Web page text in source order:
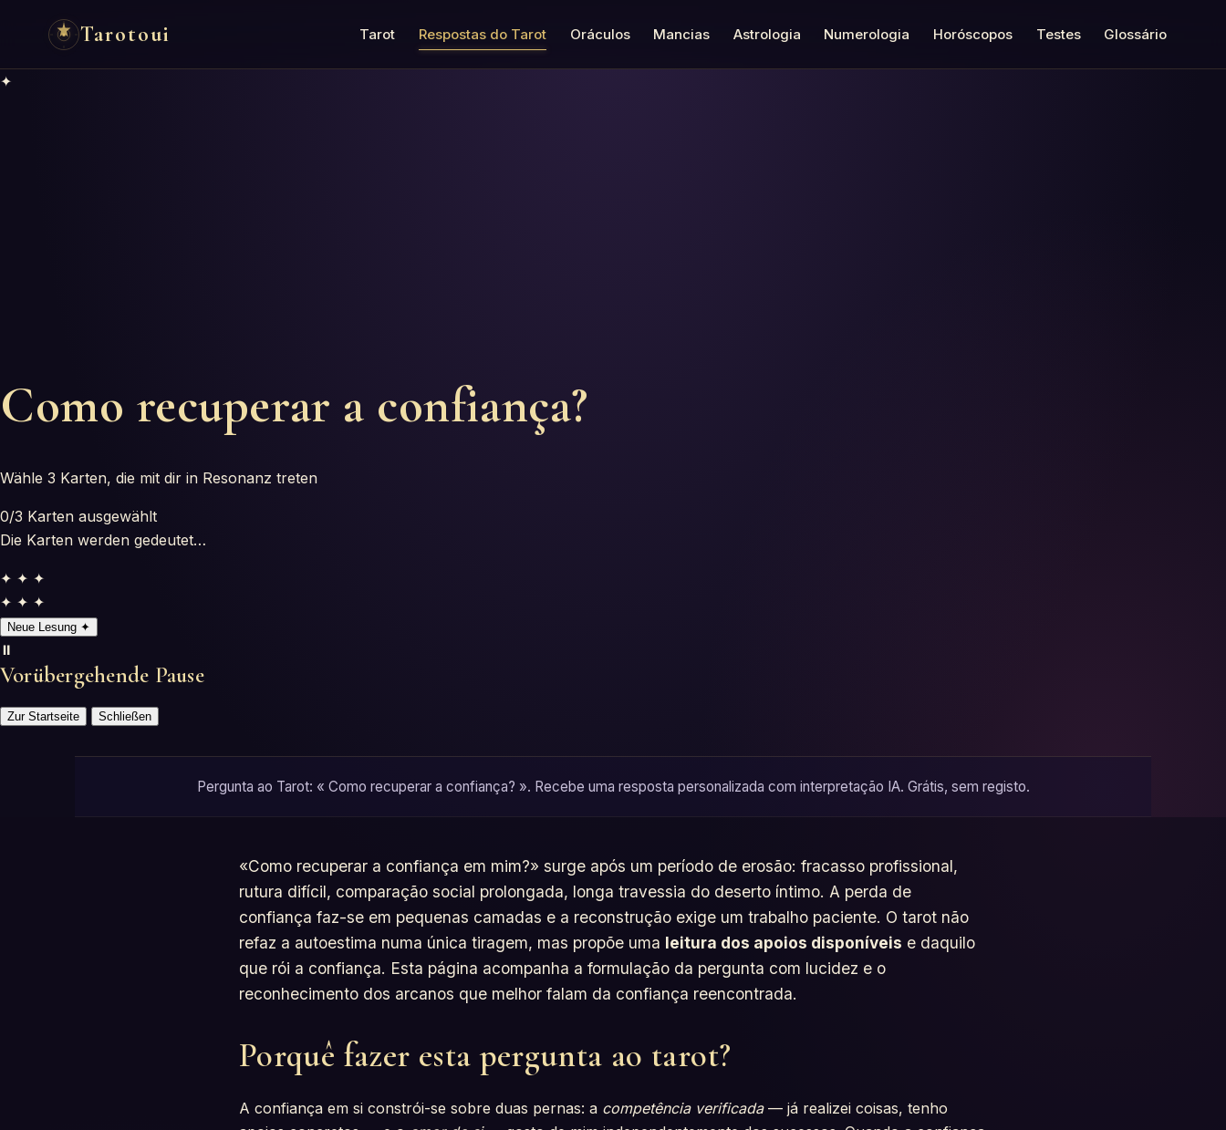
Tarotoui Tarot Respostas do Tarot Oráculos Mancias Astrologia Numerologia Horóscopos Testes Glossário
✦
Como recuperar a confiança?
Wähle 3 Karten, die mit dir in Resonanz treten
0/3 Karten ausgewählt
Die Karten werden gedeutet…
✦ ✦ ✦
✦ ✦ ✦
Neue Lesung ✦
⏸️
Vorübergehende Pause
Zur Startseite Schließen
Pergunta ao Tarot: « Como recuperar a confiança? ». Recebe uma resposta personalizada com interpretação IA. Grátis, sem registo.
«Como recuperar a confiança em mim?» surge após um período de erosão: fracasso profissional,
rutura difícil, comparação social prolongada, longa travessia do deserto íntimo. A perda de
confiança faz-se em pequenas camadas e a reconstrução exige um trabalho paciente. O tarot não
refaz a autoestima numa única tiragem, mas propõe uma leitura dos apoios disponíveis e daquilo
que rói a confiança. Esta página acompanha a formulação da pergunta com lucidez e o
reconhecimento dos arcanos que melhor falam da confiança reencontrada.
Porquê fazer esta pergunta ao tarot?
A confiança em si constrói-se sobre duas pernas: a competência verificada— já realizei coisas, tenho